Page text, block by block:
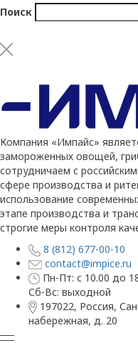
Поиск
Компания «Импайс»
замороженных овощей,
сотрудничаем с
сфере производства и
использование
этапе производства и
строгие меры контроля
8 (812) 677-00-10
contact@impice.ru
Пн-Пт: с 10.00 до
Сб-Вс: выходной
197022, Россия,
набережная, д. 20